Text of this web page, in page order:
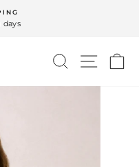
days
ZOEK